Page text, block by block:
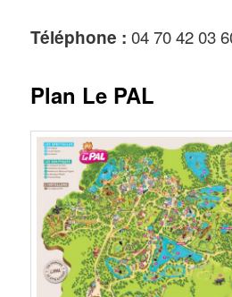
Téléphone :04 70 42 03
Plan Le PAL